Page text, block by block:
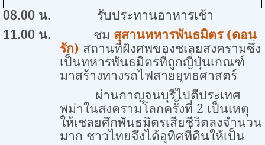
08.00 น.
รับประทานอาหารเช้า
11.00น. ชม สุสานทหารพันธมิตร (ดอน
รัก) สถานที่ฝังศพของชเลยสงครามซึ่ง
เป็นทหารพันธมิตรที่ถูกญี่ปุ่นเกณฑ์
มาสร้างทางรถไฟสายยุทธศาสตร์
ผ่านกาญจนบุรีไปตีประเทศ
พม่าในสงครามโลกครั้งที่ 2 เป็นเหตุ
ให้เชลยศึกพันธมิตรเสียชีวิตลงจำนวน
มาก ชาวไทยจึงได้อุทิศที่ดินให้เป็น